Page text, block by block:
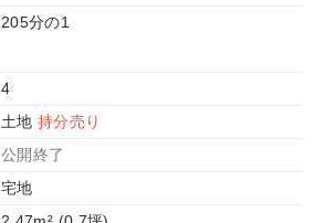
205分の1
4
土地持分売り
公開終了
宅地